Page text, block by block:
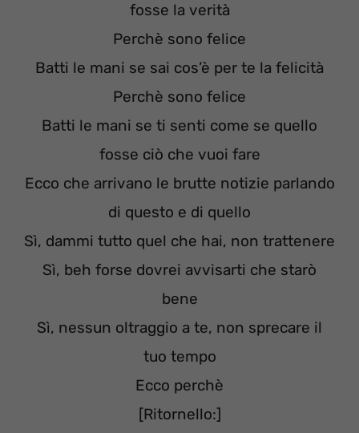
fosse la verità
Perchè sono felice
Batti le mani se sai cos’è per te la felicità
Perchè sono felice
Batti le mani se ti senti come se quello
fosse ciò che vuoi fare
Ecco che arrivano le brutte notizie parlando
di questo e di quello
Sì, dammi tutto quel che hai, non trattenere
Sì, beh forse dovrei avvisarti che starò
bene
Sì, nessun oltraggio a te, non sprecare il
tuo tempo
Ecco perchè
[Ritornello:]